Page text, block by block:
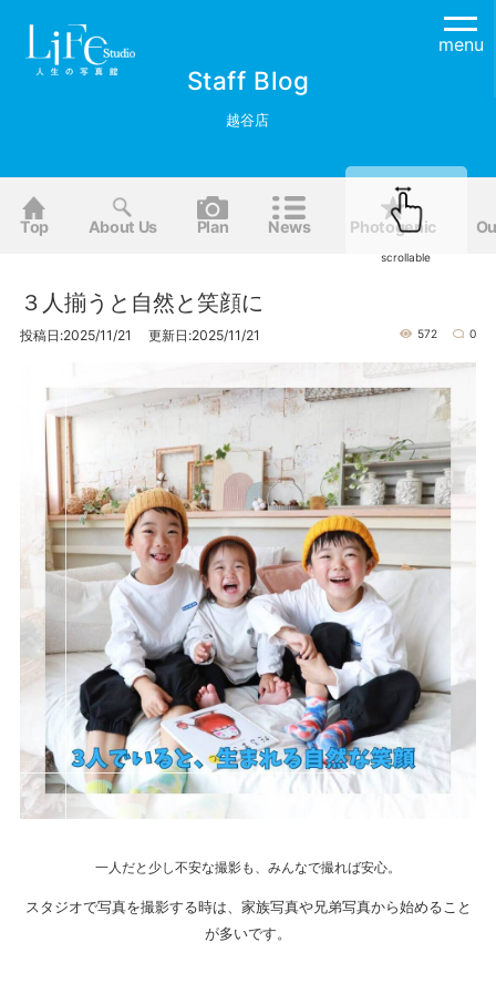
menu
Staff Blog
越谷店
Top About Us Plan News Photogenic
３人揃うと自然と笑顔に
投稿日:2025/11/21 更新日:2025/11/21 572 0
一人だと少し不安な撮影も、みんなで撮れば安心。
スタジオで写真を撮影する時は、家族写真や兄弟写真から始めること
が多いです。